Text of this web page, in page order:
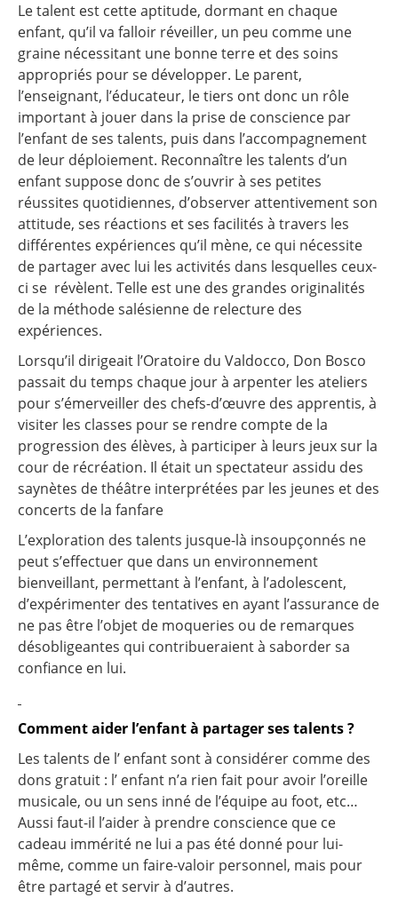
Le talent est cette aptitude, dormant en chaque
enfant, qu’il va falloir réveiller, un peu comme une
graine nécessitant une bonne terre et des soins
appropriés pour se développer. Le parent,
l’enseignant, l’éducateur, le tiers ont donc un rôle
important à jouer dans la prise de conscience par
l’enfant de ses talents, puis dans l’accompagnement
de leur déploiement. Reconnaître les talents d’un
enfant suppose donc de s’ouvrir à ses petites
réussites quotidiennes, d’observer attentivement son
attitude, ses réactions et ses facilités à travers les
différentes expériences qu’il mène, ce qui nécessite
de partager avec lui les activités dans lesquelles ceux-
ci se révèlent. Telle est une des grandes originalités
de la méthode salésienne de relecture des
expériences.
Lorsqu’il dirigeait l’Oratoire du Valdocco, Don Bosco
passait du temps chaque jour à arpenter les ateliers
pour s’émerveiller des chefs-d’œuvre des apprentis, à
visiter les classes pour se rendre compte de la
progression des élèves, à participer à leurs jeux sur la
cour de récréation. Il était un spectateur assidu des
saynètes de théâtre interprétées par les jeunes et des
concerts de la fanfare
L’exploration des talents jusque-là insoupçonnés ne
peut s’effectuer que dans un environnement
bienveillant, permettant à l’enfant, à l’adolescent,
d’expérimenter des tentatives en ayant l’assurance de
ne pas être l’objet de moqueries ou de remarques
désobligeantes qui contribueraient à saborder sa
confiance en lui.
Comment aider l’enfant à partager ses talents ?
Les talents de l’ enfant sont à considérer comme des
dons gratuit : l’ enfant n’a rien fait pour avoir l’oreille
musicale, ou un sens inné de l’équipe au foot, etc…
Aussi faut-il l’aider à prendre conscience que ce
cadeau immérité ne lui a pas été donné pour lui-
même, comme un faire-valoir personnel, mais pour
être partagé et servir à d’autres.